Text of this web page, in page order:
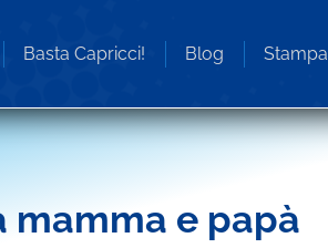
Basta Capricci! Blog Stampa
mamma e papà